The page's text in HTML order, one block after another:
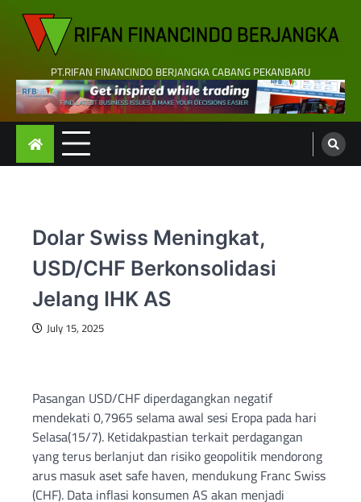
content
PT.RIFAN FINANCINDO BERJANGKA CABANG PEKANBARU
Dolar Swiss Meningkat,
USD/CHF Berkonsolidasi
Jelang IHK AS
July 15, 2025
Pasangan USD/CHF diperdagangkan negatif
mendekati 0,7965 selama awal sesi Eropa pada hari
Selasa(15/7). Ketidakpastian terkait perdagangan
yang terus berlanjut dan risiko geopolitik mendorong
arus masuk aset safe haven, mendukung Franc Swiss
(CHF). Data inflasi konsumen AS akan menjadi